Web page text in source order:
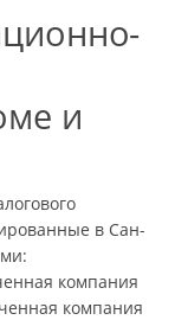
и
в Сан-
компания
компания